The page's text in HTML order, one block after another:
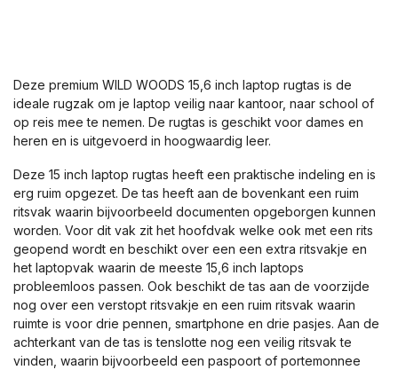
Deze premium WILD WOODS 15,6 inch laptop rugtas is de
ideale rugzak om je laptop veilig naar kantoor, naar school of
op reis mee te nemen. De rugtas is geschikt voor dames en
heren en is uitgevoerd in hoogwaardig leer.
Deze 15 inch laptop rugtas heeft een praktische indeling en is
erg ruim opgezet. De tas heeft aan de bovenkant een ruim
ritsvak waarin bijvoorbeeld documenten opgeborgen kunnen
worden. Voor dit vak zit het hoofdvak welke ook met een rits
geopend wordt en beschikt over een een extra ritsvakje en
het laptopvak waarin de meeste 15,6 inch laptops
probleemloos passen. Ook beschikt de tas aan de voorzijde
nog over een verstopt ritsvakje en een ruim ritsvak waarin
ruimte is voor drie pennen, smartphone en drie pasjes. Aan de
achterkant van de tas is tenslotte nog een veilig ritsvak te
vinden, waarin bijvoorbeeld een paspoort of portemonnee